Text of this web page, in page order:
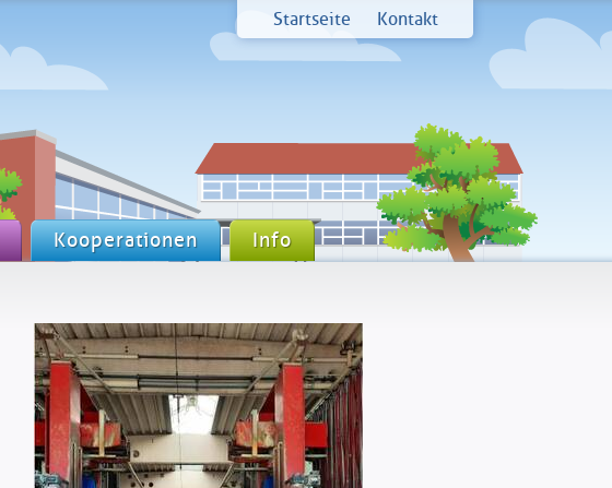
Startseite Kontakt
Kooperationen Info